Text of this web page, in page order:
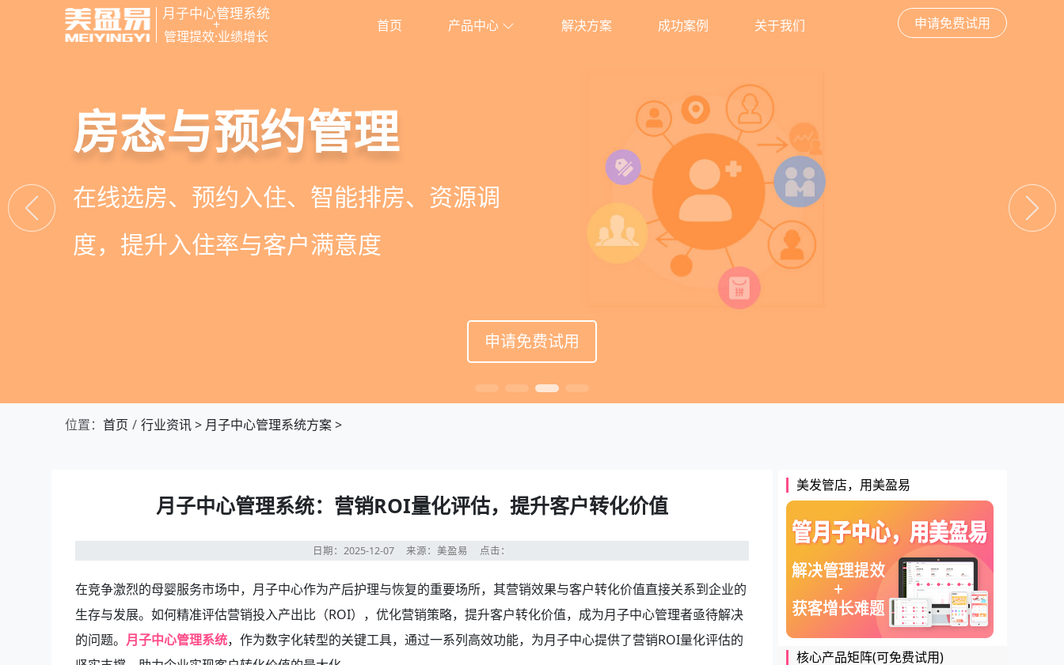
月子中心管理系统
+
管理提效·业绩增长
首页 产品中心 解决方案 成功案例 关于我们 申请免费试用
智慧月子中心管理系统
一站式解决月子中心入住、护理、餐饮、会员、
财务、营销全流程管理
申请免费试用
母婴健康与护理管理
宝宝每日体征记录、妈妈产后康复跟踪、护
理计划执行，科学照护更安心
申请免费试用
房态与预约管理
在线选房、预约入住、智能排房、资源调
度，提升入住率与客户满意度
申请免费试用
会员营销与智能锁客
会员积分、套餐定制、精准营销、客户关
怀，提升复购与转介绍
申请免费试用
位置： 首页 行业资讯> 月子中心管理系统方案>
月子中心管理系统：营销ROI量化评估，提升客户转化价值
日期：2025-12-07来源：美盈易 点击：
在竞争激烈的母婴服务市场中，月子中心作为产后护理与恢复的重要场所，其营销效果与客户转化价值直接关系到企业的
生存与发展。如何精准评估营销投入产出比（ROI），优化营销策略，提升客户转化价值，成为月子中心管理者亟待解决
的问题。 月子中心管理系统，作为数字化转型的关键工具，通过一系列高效功能，为月子中心提供了营销ROI量化评估的
美发管店，用美盈易
核心产品矩阵(可免费试用)